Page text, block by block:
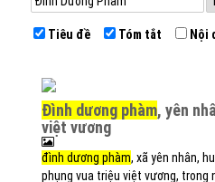
Tiêu đề Tóm tắt Nội
đình dương phàm, yên
việt vương
đình dương phàm, xã yên nhân,
phụng vua triệu việt vương,